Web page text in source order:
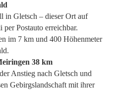
in Gletsch – dieser Ort auf
Postauto erreichbar.
im 7 km und 400 Höhenmeter
38 km
Anstieg nach Gletsch und
Gebirgslandschaft mit ihrer